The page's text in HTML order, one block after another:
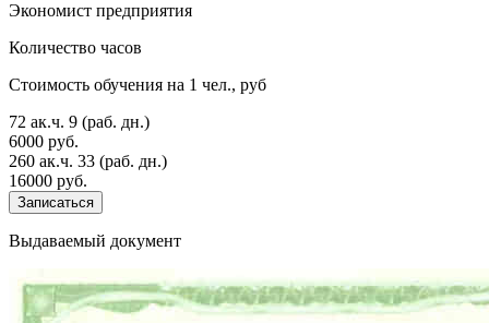
Экономист предприятия
Количество часов
Стоимость обучения на 1 чел., руб
72 ак.ч. 9 (раб. дн.)
6000 руб.
260 ак.ч. 33 (раб. дн.)
16000 руб.
Записаться
Выдаваемый документ